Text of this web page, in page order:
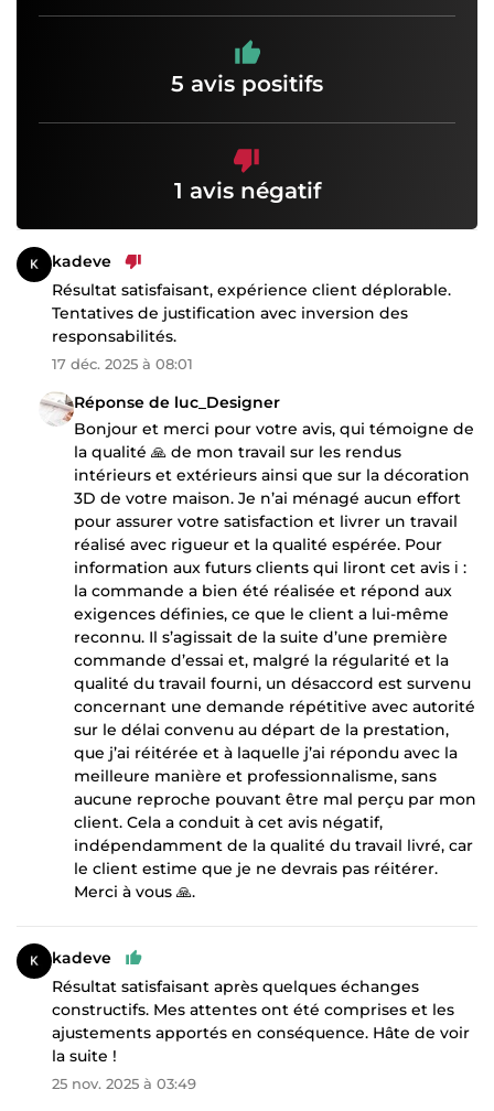
5 avis positifs
1 avis négatif
kadeve
Résultat satisfaisant, expérience client déplorable.
Tentatives de justification avec inversion des
responsabilités.
17 déc. 2025 à 08:01
Réponse de luc_Designer
Bonjour et merci pour votre avis, qui témoigne de
la qualité 🙏 de mon travail sur les rendus
intérieurs et extérieurs ainsi que sur la décoration
3D de votre maison. Je n’ai ménagé aucun effort
pour assurer votre satisfaction et livrer un travail
réalisé avec rigueur et la qualité espérée. Pour
information aux futurs clients qui liront cet avis ℹ️ :
la commande a bien été réalisée et répond aux
exigences définies, ce que le client a lui-même
reconnu. Il s’agissait de la suite d’une première
commande d’essai et, malgré la régularité et la
qualité du travail fourni, un désaccord est survenu
concernant une demande répétitive avec autorité
sur le délai convenu au départ de la prestation,
que j’ai réitérée et à laquelle j’ai répondu avec la
meilleure manière et professionnalisme, sans
aucune reproche pouvant être mal perçu par mon
client. Cela a conduit à cet avis négatif,
indépendamment de la qualité du travail livré, car
le client estime que je ne devrais pas réitérer.
Merci à vous 🙏.
kadeve
Résultat satisfaisant après quelques échanges
constructifs. Mes attentes ont été comprises et les
ajustements apportés en conséquence. Hâte de voir
la suite !
25 nov. 2025 à 03:49